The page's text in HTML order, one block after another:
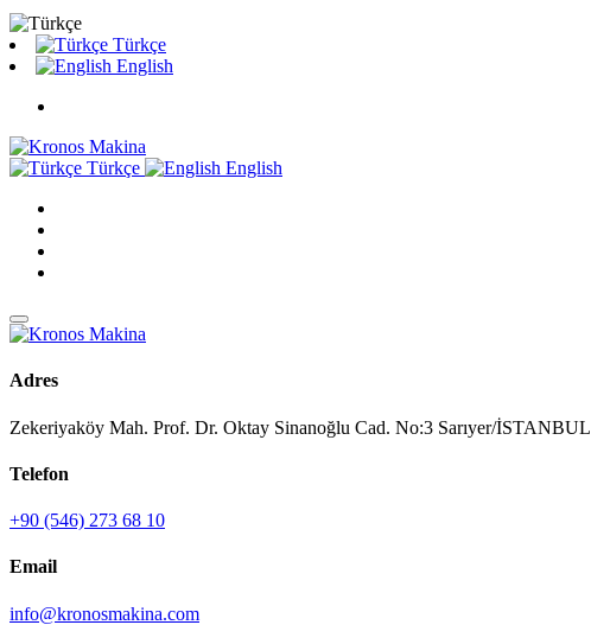
Türkçe
English
Türkçe English
Adres
Zekeriyaköy Mah. Prof. Dr. Oktay Sinanoğlu Cad. No:3 Sarıyer/İSTANBUL
Telefon
+90 (546) 273 68 10
Email
info@kronosmakina.com